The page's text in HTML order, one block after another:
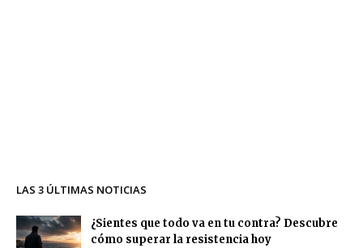
LAS 3 ÚLTIMAS NOTICIAS
¿Sientes que todo va en tu contra? Descubre
cómo superar la resistencia hoy